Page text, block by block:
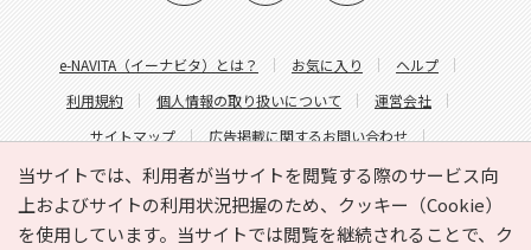
当サイトでは、利用者が当サイトを閲覧する際のサービス向
上およびサイトの利用状況把握のため、クッキー（Cookie）
を使用しています。当サイトでは閲覧を継続されることで、ク
e-NAVITA（イーナビタ）とは？ お気に入り
ヘルプ
利用規約
個人情報の取り扱いについて
運営会社
サイトマップ
広告掲載に関するお問い合わせ
サイトの内容に関するお問い合わせ